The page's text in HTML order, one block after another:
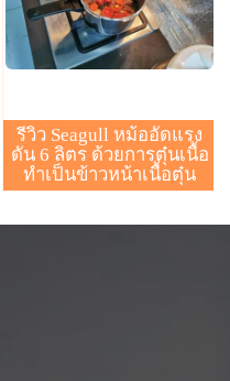
รีวิว Seagull หม้ออัดแรง
ดัน 6 ลิตร ด้วยการตุ๋นเนื้อ
ทำเป็นข้าวหน้าเนื้อตุ๋น